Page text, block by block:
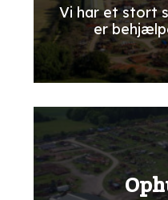
Vi har et stort
er